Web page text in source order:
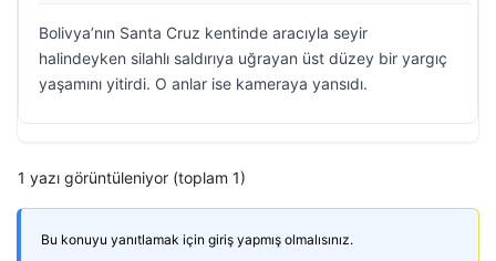
Bolivya’nın Santa Cruz kentinde aracıyla seyir
halindeyken silahlı saldırıya uğrayan üst düzey bir yargıç
yaşamını yitirdi. O anlar ise kameraya yansıdı.
1 yazı görüntüleniyor (toplam 1)
Bu konuyu yanıtlamak için giriş yapmış olmalısınız.